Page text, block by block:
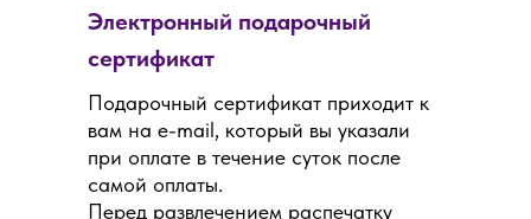
Электронный подарочный
сертификат
Подарочный сертификат приходит к
вам на e-mail, который вы указали
при оплате в течение суток после
самой оплаты.
Перед развлечением распечатку